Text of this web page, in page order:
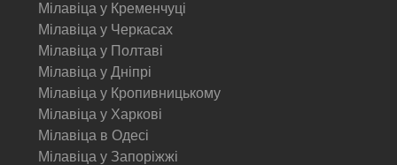
Мілавіца у Кременчуці
Мілавіца у Черкасах
Мілавіца у Полтаві
Мілавіца у Дніпрі
Мілавіца у Кропивницькому
Мілавіца у Харкові
Мілавіца в Одесі
Мілавіца у Запоріжжі